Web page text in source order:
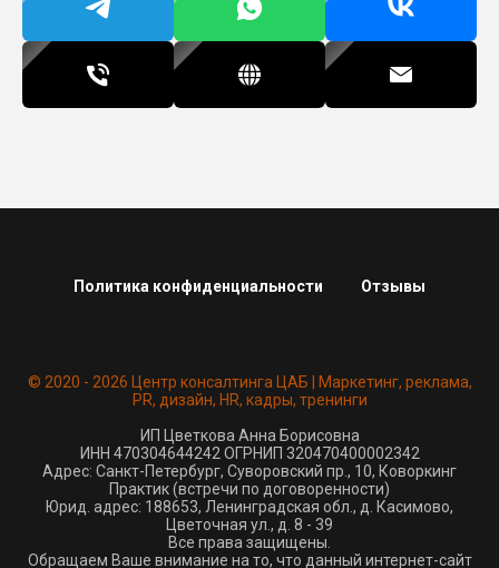
Политика конфиденциальности Отзывы
© 2020 - 2026 Центр консалтинга ЦАБ | Маркетинг, реклама,
PR, дизайн, HR, кадры, тренинги
ИП Цветкова Анна Борисовна
ИНН 470304644242 ОГРНИП 320470400002342
Адрес: Санкт-Петербург, Суворовский пр., 10, Коворкинг
Практик (встречи по договоренности)
Юрид. адрес: 188653, Ленинградская обл., д. Касимово,
Цветочная ул., д. 8 - 39
Все права защищены.
Обращаем Ваше внимание на то, что данный интернет-сайт